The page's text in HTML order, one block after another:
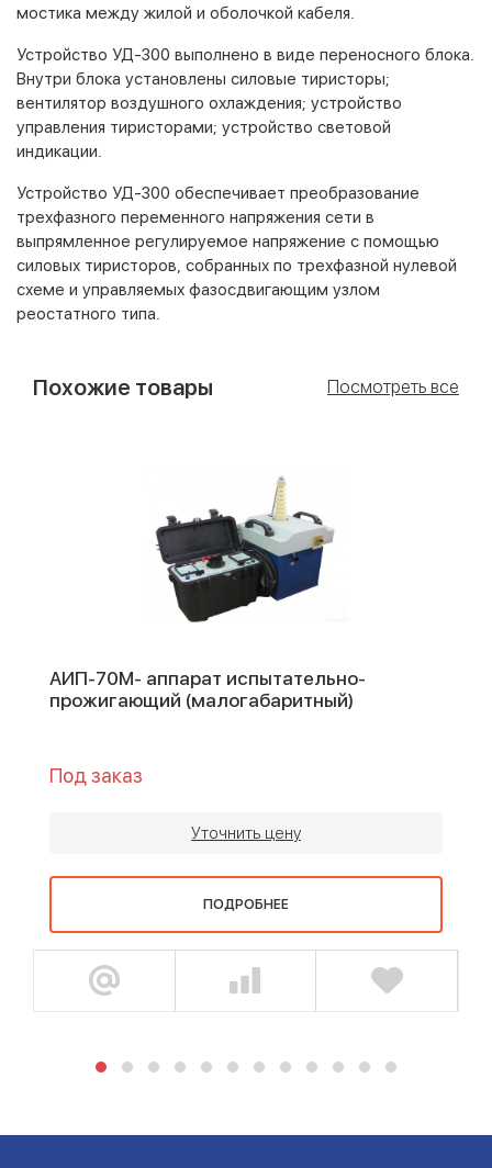
мостика между жилой и оболочкой кабеля.
Устройство УД-300 выполнено в виде переносного блока.
Внутри блока установлены силовые тиристоры;
вентилятор воздушного охлаждения; устройство
управления тиристорами; устройство световой
индикации.
Устройство УД-300 обеспечивает преобразование
трехфазного переменного напряжения сети в
выпрямленное регулируемое напряжение с помощью
силовых тиристоров, собранных по трехфазной нулевой
схеме и управляемых фазосдвигающим узлом
реостатного типа.
Похожие товары Посмотреть все
АИП-70М- аппарат испытательно-
прожигающий (малогабаритный)
Под заказ
Уточнить цену
ПОДРОБНЕЕ